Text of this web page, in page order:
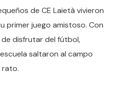
de CE Laietà vivieron
primer juego amistoso. Con
disfrutar del fútbol,
saltaron al campo
rato.